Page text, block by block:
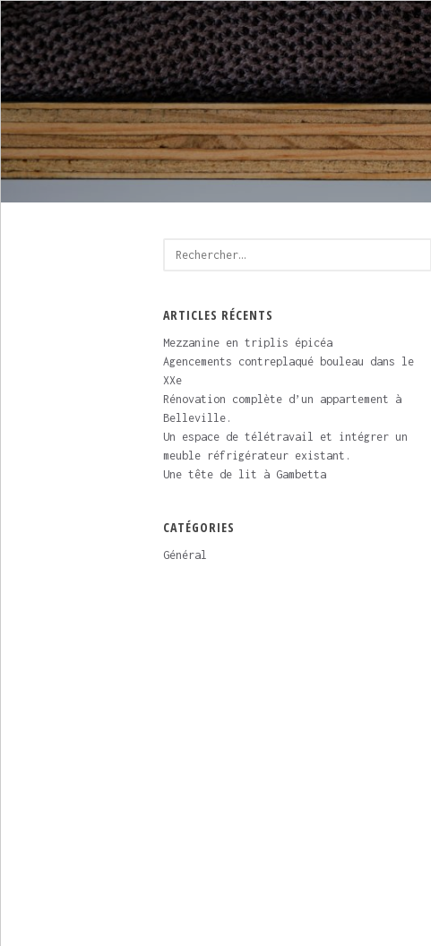
Rechercher :
ARTICLES RÉCENTS
Mezzanine en triplis épicéa
Agencements contreplaqué bouleau dans le
XXe
Rénovation complète d’un appartement à
Belleville.
Un espace de télétravail et intégrer un
meuble réfrigérateur existant.
Une tête de lit à Gambetta
CATÉGORIES
Général